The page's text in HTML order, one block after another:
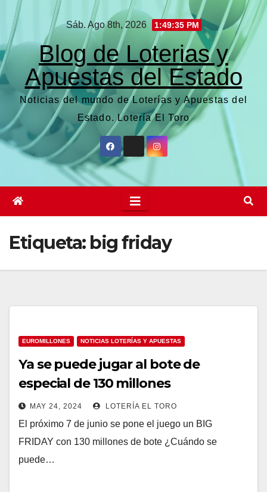
Saltar
contenido
Sáb. Ago 8th, 2026 1:49:36 PM
Blog de Loterias y
Apuestas del Estado
Noticias del mundo de Loterías y Apuestas del
Estado. Lotería El Toro
Etiqueta: big friday
EUROMILLONES NOTICIAS LOTERÍAS Y APUESTAS
Ya se puede jugar al bote de
especial de 130 millones
MAY 24, 2024 LOTERÍA EL TORO
El próximo 7 de junio se pone el juego un BIG
FRIDAY con 130 millones de bote ¿Cuándo se
puede…